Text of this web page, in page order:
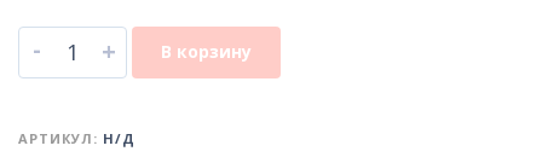
- + В корзину
АРТИКУЛ: Н/Д